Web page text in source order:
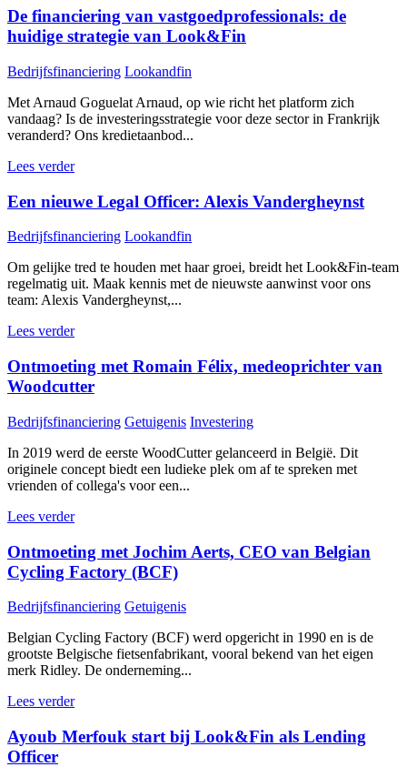
De financiering van vastgoedprofessionals: de
huidige strategie van Look&Fin
Bedrijfsfinanciering Lookandfin
Met Arnaud Goguelat Arnaud, op wie richt het platform zich
vandaag? Is de investeringsstrategie voor deze sector in Frankrijk
veranderd? Ons kredietaanbod...
Lees verder
Een nieuwe Legal Officer: Alexis Vandergheynst
Bedrijfsfinanciering Lookandfin
Om gelijke tred te houden met haar groei, breidt het Look&Fin-team
regelmatig uit. Maak kennis met de nieuwste aanwinst voor ons
team: Alexis Vandergheynst,...
Lees verder
Ontmoeting met Romain Félix, medeoprichter van
Woodcutter
Bedrijfsfinanciering Getuigenis Investering
In 2019 werd de eerste WoodCutter gelanceerd in België. Dit
originele concept biedt een ludieke plek om af te spreken met
vrienden of collega's voor een...
Lees verder
Ontmoeting met Jochim Aerts, CEO van Belgian
Cycling Factory (BCF)
Bedrijfsfinanciering Getuigenis
Belgian Cycling Factory (BCF) werd opgericht in 1990 en is de
grootste Belgische fietsenfabrikant, vooral bekend van het eigen
merk Ridley. De onderneming...
Lees verder
Ayoub Merfouk start bij Look&Fin als Lending
Officer